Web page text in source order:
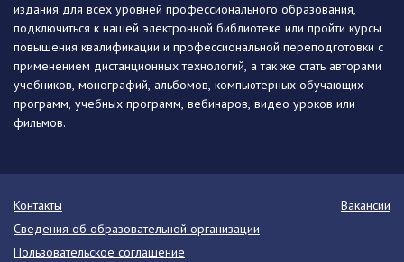
издания для всех уровней профессионального образования,
подключиться к нашей электронной библиотеке или пройти курсы
повышения квалификации и профессиональной переподготовки с
применением дистанционных технологий, а так же стать авторами
учебников, монографий, альбомов, компьютерных обучающих
программ, учебных программ, вебинаров, видео уроков или
фильмов.
Контакты
Вакансии
Сведения об образовательной организации
Пользовательское соглашение